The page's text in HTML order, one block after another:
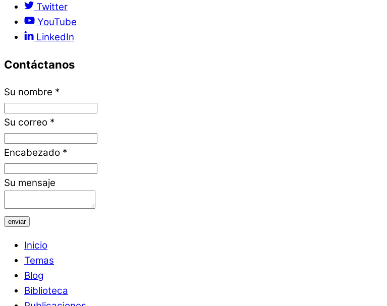
Twitter
YouTube
LinkedIn
Contáctanos
Su nombre *
Su correo *
Encabezado *
Su mensaje
enviar
Inicio
Temas
Blog
Biblioteca